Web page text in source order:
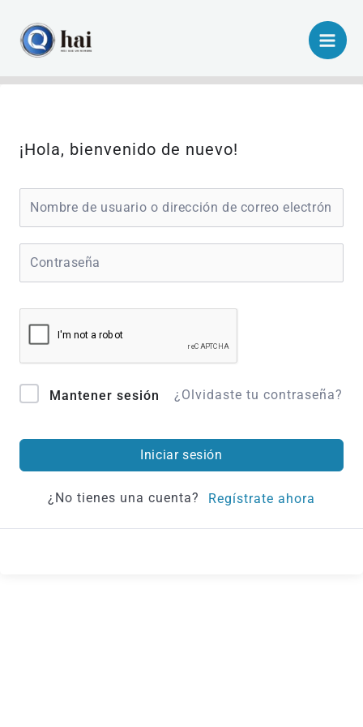
contenido
¡Hola, bienvenido de nuevo!
Mantener sesión ¿Olvidaste tu contraseña?
Iniciar sesión
¿No tienes una cuenta? Regístrate ahora